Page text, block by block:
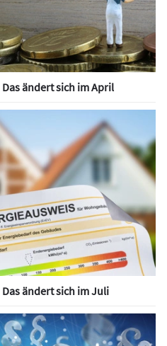
ändert sich im April
ändert sich im Juli